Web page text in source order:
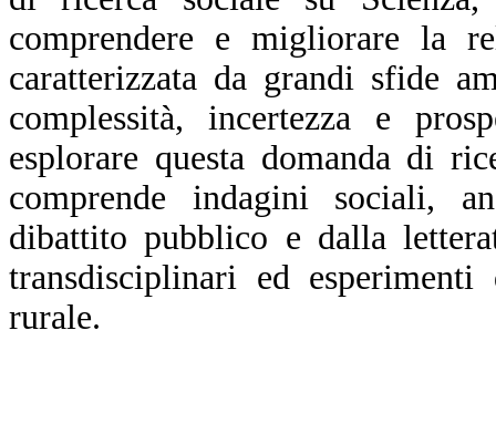
comprendere e migliorare la
caratterizzata da grandi sfide
complessità, incertezza e
esplorare questa domanda di
comprende indagini sociali,
dibattito pubblico e dalla
transdisciplinari ed
rurale.